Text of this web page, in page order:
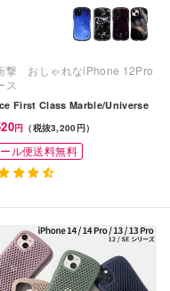
撃 おしゃれなiPhone 12Pro
ス
First Class Marble/Universe
円 （税抜3,200円）
ール便送料無料